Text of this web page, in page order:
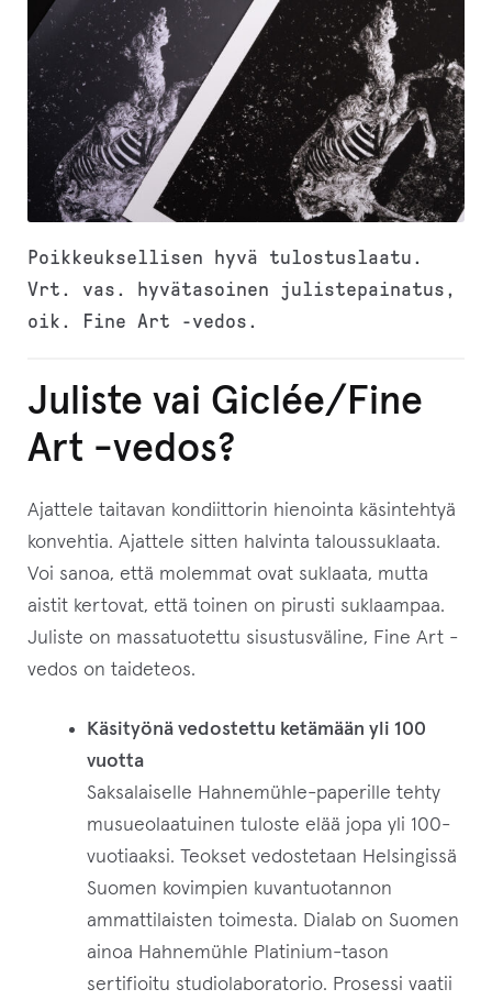
Poikkeuksellisen hyvä tulostuslaatu.
Vrt. vas. hyvätasoinen julistepainatus,
oik. Fine Art -vedos.
Juliste vai Giclée/Fine
Art -vedos?
Ajattele taitavan kondiittorin hienointa käsintehtyä
konvehtia. Ajattele sitten halvinta taloussuklaata.
Voi sanoa, että molemmat ovat suklaata, mutta
aistit kertovat, että toinen on pirusti suklaampaa.
Juliste on massatuotettu sisustusväline, Fine Art -
vedos on taideteos.
Käsityönä vedostettu ketämään yli 100
vuotta
Saksalaiselle Hahnemühle-paperille tehty
musueolaatuinen tuloste elää jopa yli 100-
vuotiaaksi. Teokset vedostetaan Helsingissä
Suomen kovimpien kuvantuotannon
ammattilaisten toimesta. Dialab on Suomen
ainoa Hahnemühle Platinium-tason
sertifioitu studiolaboratorio. Prosessi vaatii